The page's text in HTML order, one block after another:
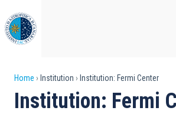
to
main
content
Breadcrumb
Home Institution Institution: Fermi Center
Institution: Fermi